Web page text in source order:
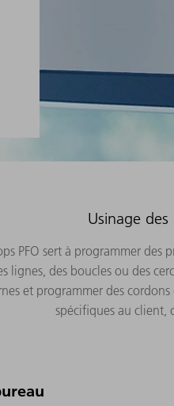
Usinage
PFO sert à programmer des
lignes, des boucles ou des
et programmer des
spécifiques au client,